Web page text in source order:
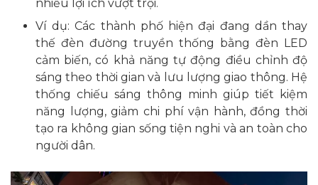
nhiều lợi ích vượt trội.
Ví dụ: Các thành phố hiện đại đang dần thay
thế đèn đường truyền thống bằng đèn LED
cảm biến, có khả năng tự động điều chỉnh độ
sáng theo thời gian và lưu lượng giao thông. Hệ
thống chiếu sáng thông minh giúp tiết kiệm
năng lượng, giảm chi phí vận hành, đồng thời
tạo ra không gian sống tiện nghi và an toàn cho
người dân.